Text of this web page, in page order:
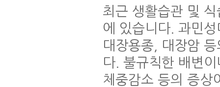
최근 생활습관 및
에 있습니다. 과민
대장용종, 대장암
다. 불규칙한 배변
체중감소 등의 증상